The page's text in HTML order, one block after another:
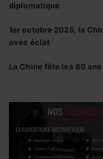
diplomatique
1er octobre 2025, la
avec éclat
La Chine fête les 80